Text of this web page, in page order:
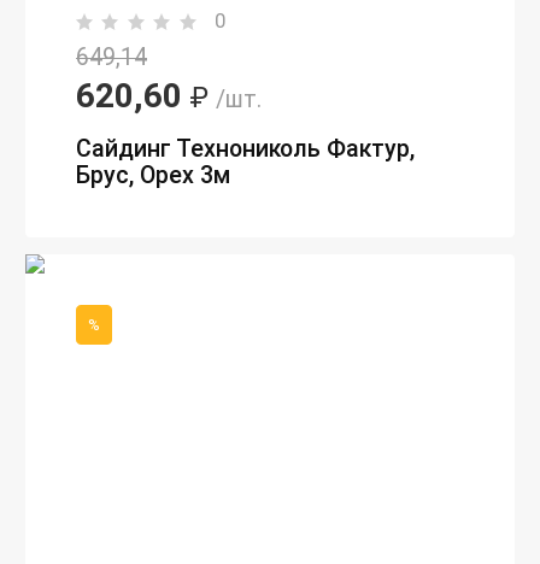
0
649,14
620,60 ₽ /шт.
Сайдинг Технониколь Фактур,
Брус, Орех 3м
%